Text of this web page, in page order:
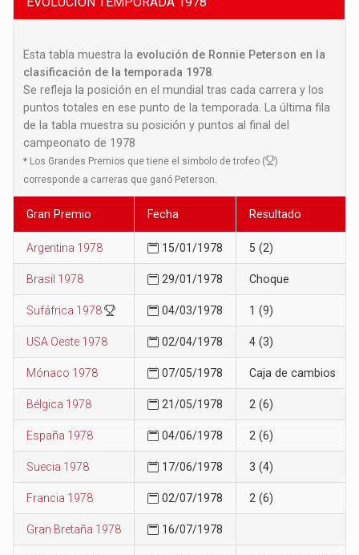
Esta tabla muestra la evolución de Ronnie Peterson en la
clasificación de la temporada 1978
Se refleja la posición en el mundial tras cada carrera y los
puntos totales en ese punto de la temporada. La última fila
de la tabla muestra su posición y puntos al final del
campeonato de 1978
* Los Grandes Premios que tiene el simbolo de trofeo (
)
corresponde a carreras que ganó Peterson.
Gran Premio Fecha Resultado
Argentina 1978 15/01/1978 5 (2)
Brasil 1978 29/01/1978 Choque
Sufáfrica 1978 04/03/1978 1 (9)
USA Oeste 1978 02/04/1978 4 (3)
Mónaco 1978 07/05/1978 Caja de cambios
Bélgica 1978 21/05/1978 2 (6)
España 1978 04/06/1978 2 (6)
Suecia 1978 17/06/1978 3 (4)
Francia 1978 02/07/1978 2 (6)
Gran Bretaña 1978 16/07/1978